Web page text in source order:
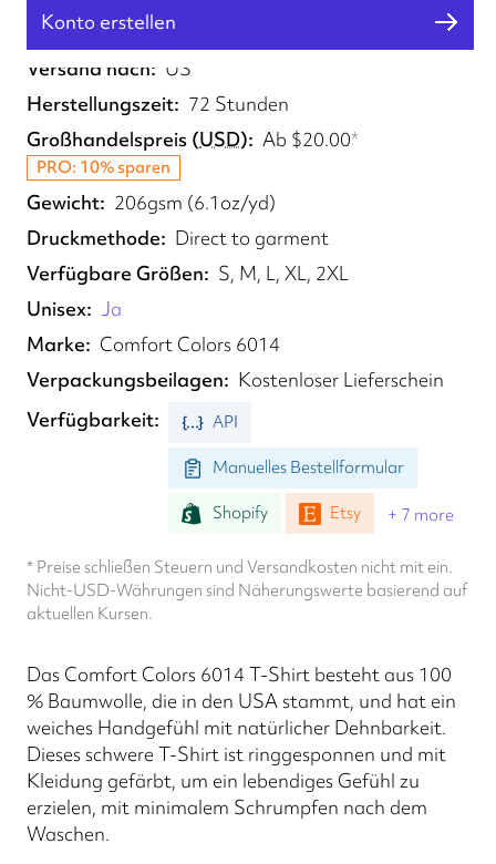
Konto erstellen
Erfüllt von
US
Versand nach
US
Herstellungszeit
72 Stunden
Großhandelspreis (USD) Ab $20.00*
PRO: 10% sparen
Gewicht
206gsm (6.1oz/yd)
Druckmethode
Direct to garment
Verfügbare Größen
S, M, L, XL, 2XL
Unisex
Ja
Marke
Comfort Colors 6014
Verpackungsbeilagen
Kostenloser Lieferschein
Verfügbarkeit
API
Manuelles Bestellformular
Shopify Etsy + 7 more
* Preise schließen Steuern und Versandkosten nicht mit ein.
Nicht-USD-Währungen sind Näherungswerte basierend auf
aktuellen Kursen.
Das Comfort Colors 6014 T-Shirt besteht aus 100
% Baumwolle, die in den USA stammt, und hat ein
weiches Handgefühl mit natürlicher Dehnbarkeit.
Dieses schwere T-Shirt ist ringgesponnen und mit
Kleidung gefärbt, um ein lebendiges Gefühl zu
erzielen, mit minimalem Schrumpfen nach dem
Waschen.